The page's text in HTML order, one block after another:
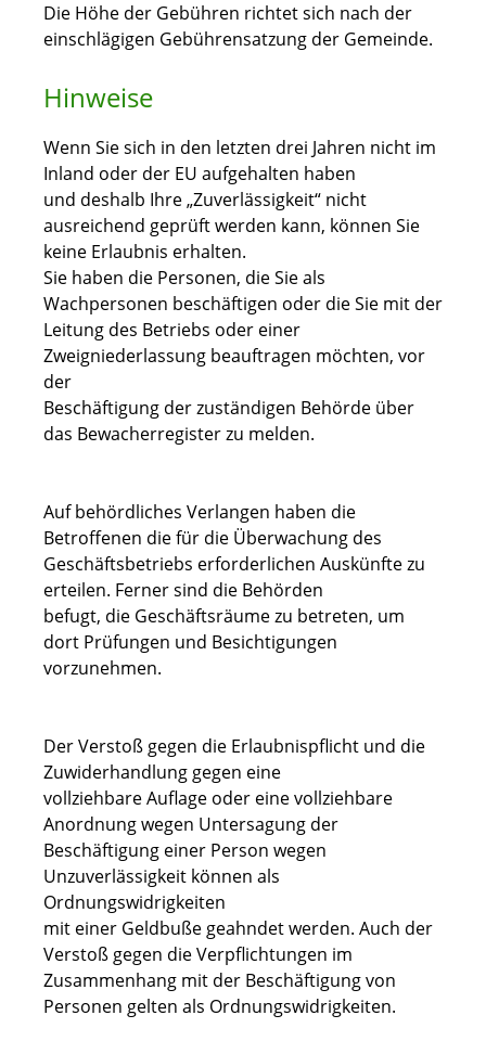
Die Höhe der Gebühren richtet sich nach der
einschlägigen Gebührensatzung der Gemeinde.
Hinweise
Wenn Sie sich in den letzten drei Jahren nicht im
Inland oder der EU aufgehalten haben
und deshalb Ihre „Zuverlässigkeit“ nicht
ausreichend geprüft werden kann, können Sie
keine Erlaubnis erhalten.
Sie haben die Personen, die Sie als
Wachpersonen beschäftigen oder die Sie mit der
Leitung des Betriebs oder einer
Zweigniederlassung beauftragen möchten, vor
der
Beschäftigung der zuständigen Behörde über
das Bewacherregister zu melden.
Auf behördliches Verlangen haben die
Betroffenen die für die Überwachung des
Geschäftsbetriebs erforderlichen Auskünfte zu
erteilen. Ferner sind die Behörden
befugt, die Geschäftsräume zu betreten, um
dort Prüfungen und Besichtigungen
vorzunehmen.
Der Verstoß gegen die Erlaubnispflicht und die
Zuwiderhandlung gegen eine
vollziehbare Auflage oder eine vollziehbare
Anordnung wegen Untersagung der
Beschäftigung einer Person wegen
Unzuverlässigkeit können als
Ordnungswidrigkeiten
mit einer Geldbuße geahndet werden. Auch der
Verstoß gegen die Verpflichtungen im
Zusammenhang mit der Beschäftigung von
Personen gelten als Ordnungswidrigkeiten.